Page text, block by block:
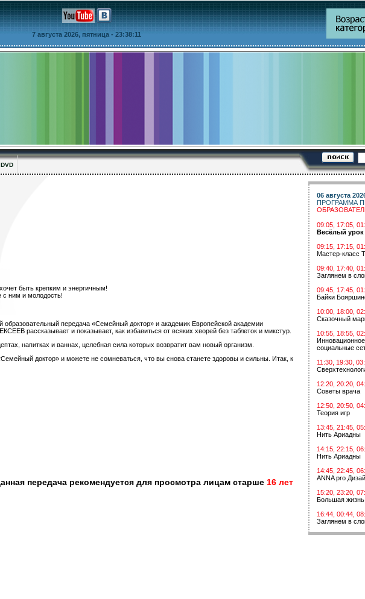
7 августа 2026, пятница - 23:38:11
быть крепким и энергичным!
с ним и молодость!
передача «Семейный доктор» и академик Европейской академии
рассказывает и показывает, как избавиться от всяких хворей без таблеток и микстур.
напитках и ваннах, целебная сила которых возвратит вам новый организм.
доктор» и можете не сомневаться, что вы снова станете здоровы и сильны. Итак, к
передача рекомендуется для просмотра лицам старше 16 лет
06 августа
ПРОГРАММА
09:05, 17:05,
Весёлый урок
09:15, 17:15,
Мастер-класс
09:40, 17:40,
Заглянем в
09:45, 17:45,
Байки
10:00, 18:00,
Сказочный
10:55, 18:55,
социальные
11:30, 19:30,
12:20, 20:20,
Советы врача
12:50, 20:50,
Теория игр
13:45, 21:45,
Нить Ариадны
14:15, 22:15,
Нить Ариадны
14:45, 22:45,
ANNA pro
15:20, 23:20,
Большая жизнь
16:44, 00:44,
Заглянем в